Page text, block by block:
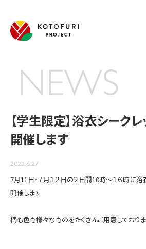
【学生限定】浴衣シーク
開催します
2022.6.27
7月11日・７月１２日の２日間10時～１６時に
開催します
柄も色も様々なものをたくさんご用意しており